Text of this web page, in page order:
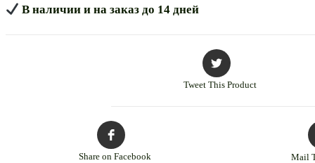
В наличии и на заказ до 14 дней
Tweet This Product
Share on Facebook Mail